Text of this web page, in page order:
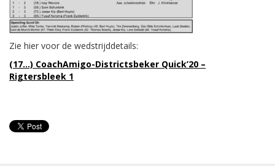
Zie hier voor de wedstrijddetails:
(17…) CoachAmigo-Districtsbeker Quick’20 –
Rigtersbleek 1